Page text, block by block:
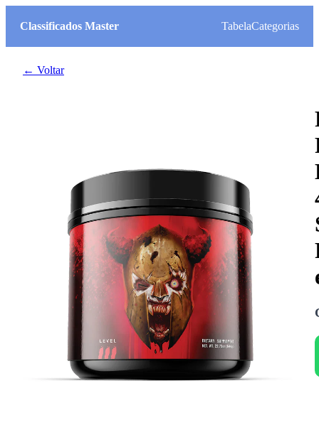
Classificados Master TabelaCategorias
← Voltar